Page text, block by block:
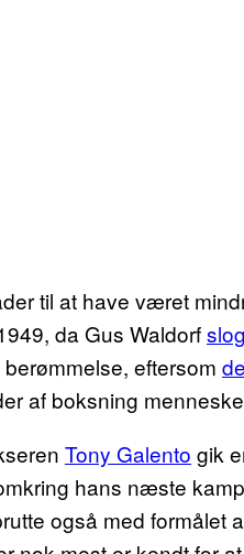
til at have været
da Gus Waldorf
eftersom
af boksning
Tony Galento gik
hans næste
også med formålet